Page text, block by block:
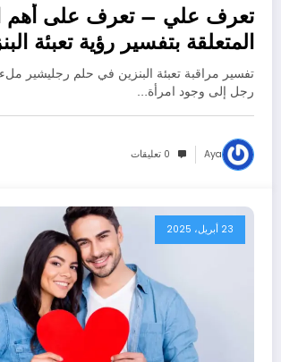
تعرف علي – تعرف على أهم
المتعلقة بتفسير رؤية تعبئة
المنام للرجل عند ابن سيرين
تفسير مراقبة تعبئة البنزين في حلم رجليشير
رجل إلى وجود امرأة…
Aya 0 تعليقات
23 أبريل، 2025